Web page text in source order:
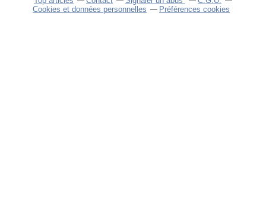
Cookies et données personnelles
Préférences cookies